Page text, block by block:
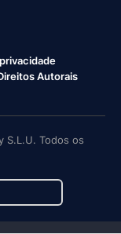
Autorais
S.L.U. Todos os